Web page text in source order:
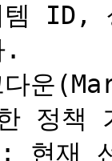
ID,
.
운
정책
현재